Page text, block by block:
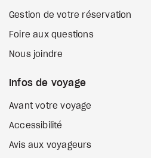
Gestion de votre réservation
Foire aux questions
Nous joindre
Infos de voyage
Avant votre voyage
Accessibilité
Avis aux voyageurs